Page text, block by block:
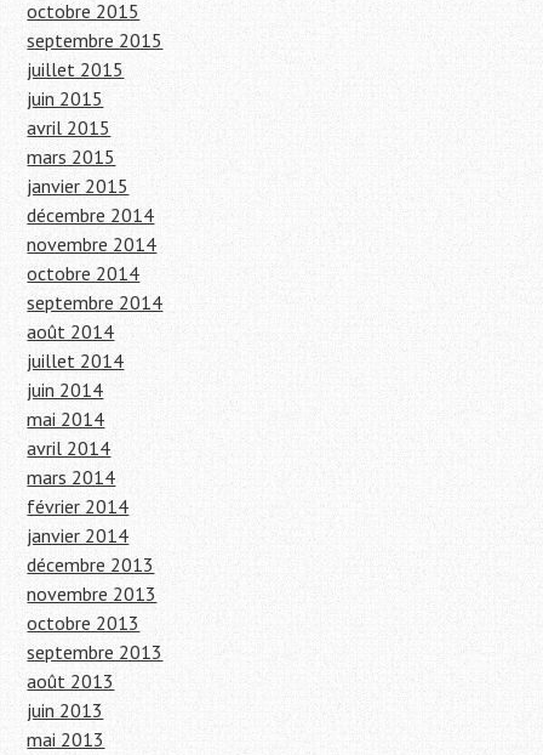
octobre 2015
septembre 2015
juillet 2015
juin 2015
avril 2015
mars 2015
janvier 2015
décembre 2014
novembre 2014
octobre 2014
septembre 2014
août 2014
juillet 2014
juin 2014
mai 2014
avril 2014
mars 2014
février 2014
janvier 2014
décembre 2013
novembre 2013
octobre 2013
septembre 2013
août 2013
juin 2013
mai 2013